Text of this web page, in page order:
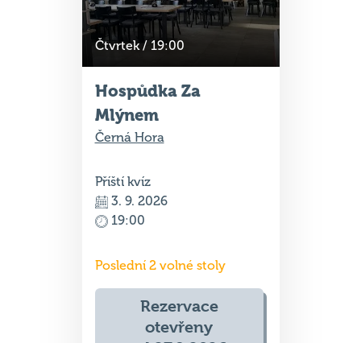
Čtvrtek / 19:00
Mlýnem
Černá Hora
3. 9. 2026
19:00
Rezervace
otevřeny
od 27.8.2026